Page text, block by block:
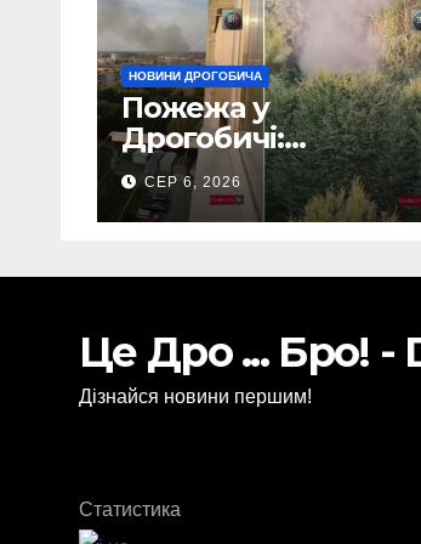
НОВИНИ ДРОГОБИЧА
Пожежа у
Дрогобичі:
Повідомляють що
горіло 5 гаражів
(Відео)
СЕР 6, 2026
Це Дро ... Бро! -
Дізнайся новини першим!
Статистика